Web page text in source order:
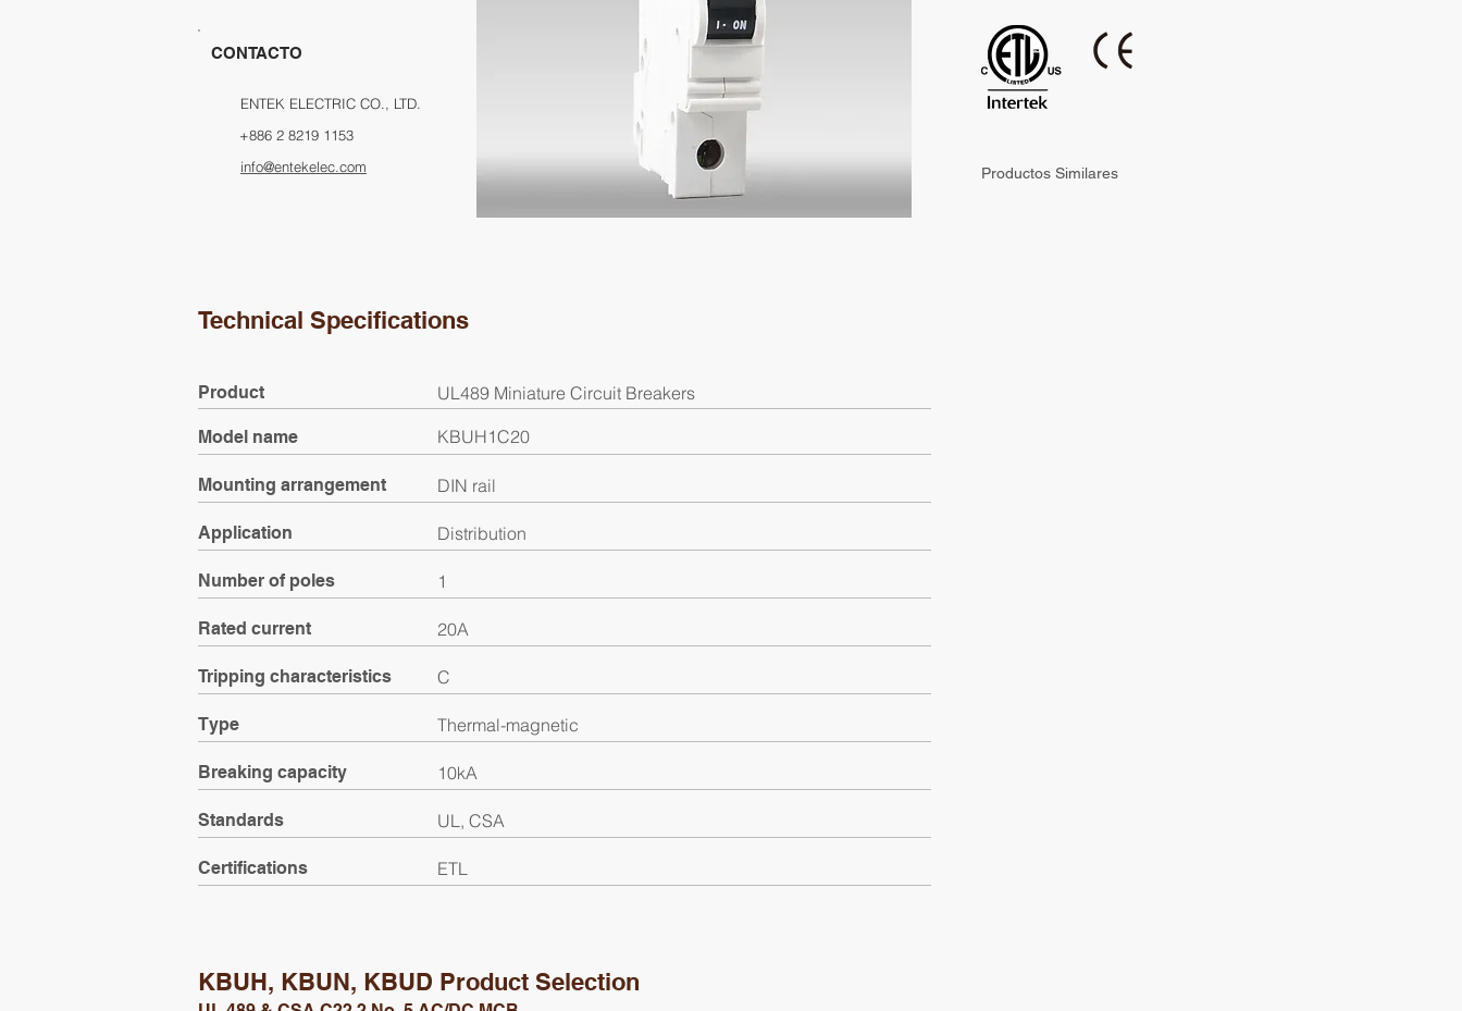
CONTACTO
ENTEK ELECTRIC CO., LTD.
+886 2 8219 1153
info@entekelec.com
Productos Similares
Technical Specifications
Product UL489 Miniature Circuit Breakers
Model name KBUH1C20
Mounting arrangement DIN rail
Application Distribution
Number of poles 1
Rated current 20A
Tripping characteristics C
Type Thermal-magnetic
Breaking capacity 10kA
Standards UL, CSA
Certifications ETL
KBUH, KBUN, KBUD Product Selection